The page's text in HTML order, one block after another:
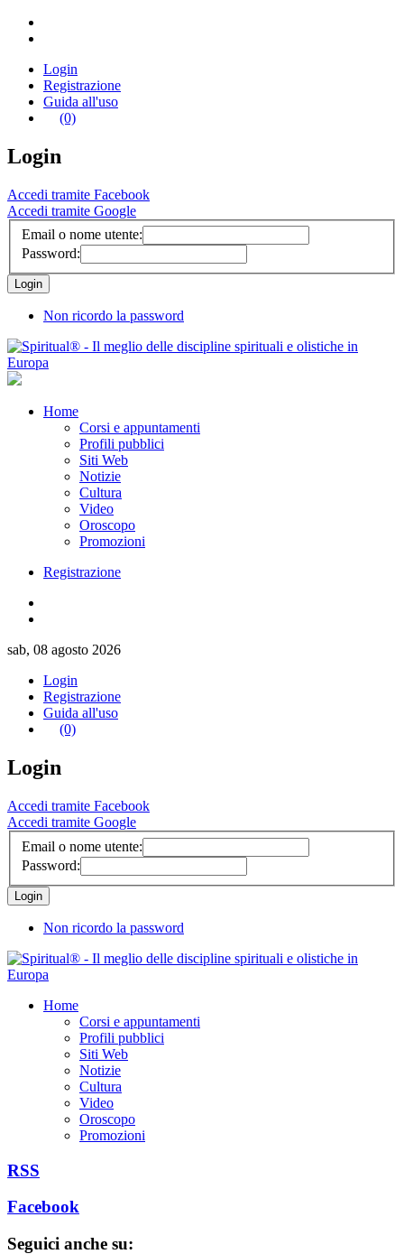
Login
Registrazione
Guida all'uso
(0)
Login
Accedi tramite Facebook
Accedi tramite Google
Email o nome utente:
Password:
Non ricordo la password
Home
Corsi e appuntamenti
Profili pubblici
Siti Web
Notizie
Cultura
Video
Oroscopo
Promozioni
Registrazione
sab, 08 agosto 2026
Login
Registrazione
Guida all'uso
(0)
Login
Accedi tramite Facebook
Accedi tramite Google
Email o nome utente:
Password:
Non ricordo la password
Home
Corsi e appuntamenti
Profili pubblici
Siti Web
Notizie
Cultura
Video
Oroscopo
Promozioni
RSS
Facebook
Seguici anche su: